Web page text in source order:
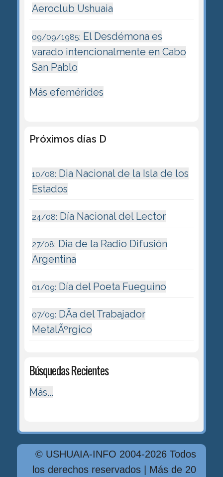
Aeroclub Ushuaia
09/09/1985: El Desdémona es
varado intencionalmente en Cabo
San Pablo
Más efemérides
Próximos días D
10/08: Dia Nacional de la Isla de los
Estados
24/08: Día Nacional del Lector
27/08: Dia de la Radio Difusión
Argentina
01/09: Día del Poeta Fueguino
07/09: DÃ­a del Trabajador
MetalÃºrgico
Búsquedas Recientes
Más...
© USHUAIA-INFO 2004-2026 Todos
los derechos reservados | Más de 20